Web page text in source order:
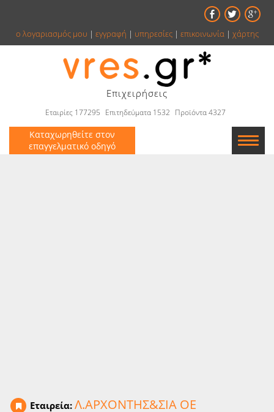
ο λογαριασμός μου | εγγραφή | υπηρεσίες| επικοινωνία| χάρτης
Επιχειρήσεις
Εταιρίες 177295 Επιτηδεύματα 1532 Προϊόντα 4327
Καταχωρηθείτε στον
επαγγελματικό οδηγό
Εταιρεία: Λ.ΑΡΧΟΝΤΗΣ&ΣΙΑ ΟΕ